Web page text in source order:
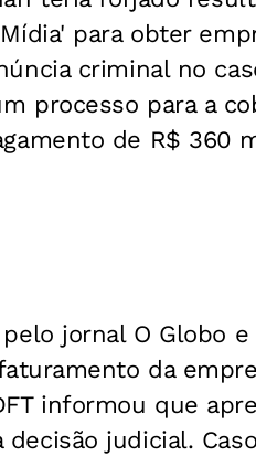
para obter
criminal no
processo para a
de R$ 360
jornal O Globo
da
informou que
judicial.